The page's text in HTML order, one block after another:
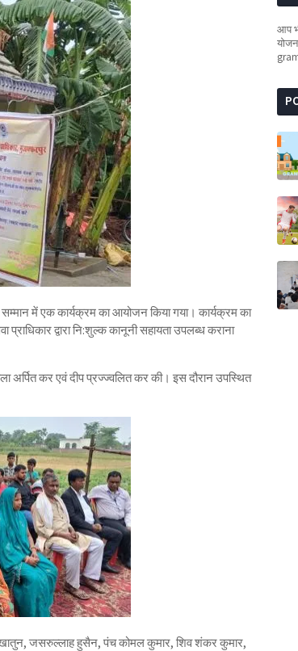
में एक कार्यक्रम का आयोजन किया गया। कार्यक्रम का
द्वारा नि:शुल्क कानूनी सहायता उपलब्ध कराना
कर एवं दीप प्रज्ज्वलित कर की। इस दौरान उपस्थित
जसरुल्लाह हुसैन, पंच कोमल कुमार, शिव शंकर कुमार,
आप